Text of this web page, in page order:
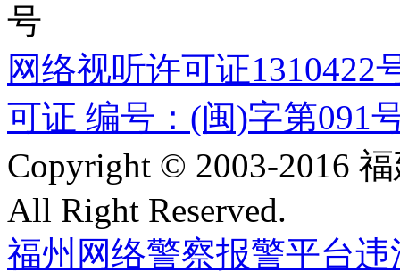
号
网络视听许可证1310422
可证 编号：(闽)字第091
Copyright © 2003-2016
All Right Reserved.
福州网络警察报警平台违